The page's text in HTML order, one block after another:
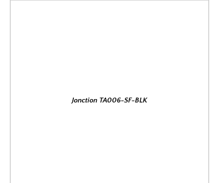
Jonction TA006-SF-BLK